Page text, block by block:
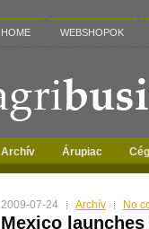
HOME WEBSHOPOK
Archív Árupiac Cég
2009-07-24 Archív No
Mexico